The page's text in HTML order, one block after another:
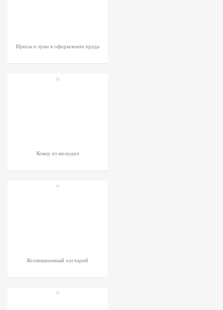
Ирисы и луки в оформлении пруда
Ковер из молодил
Коллекционный хостарий